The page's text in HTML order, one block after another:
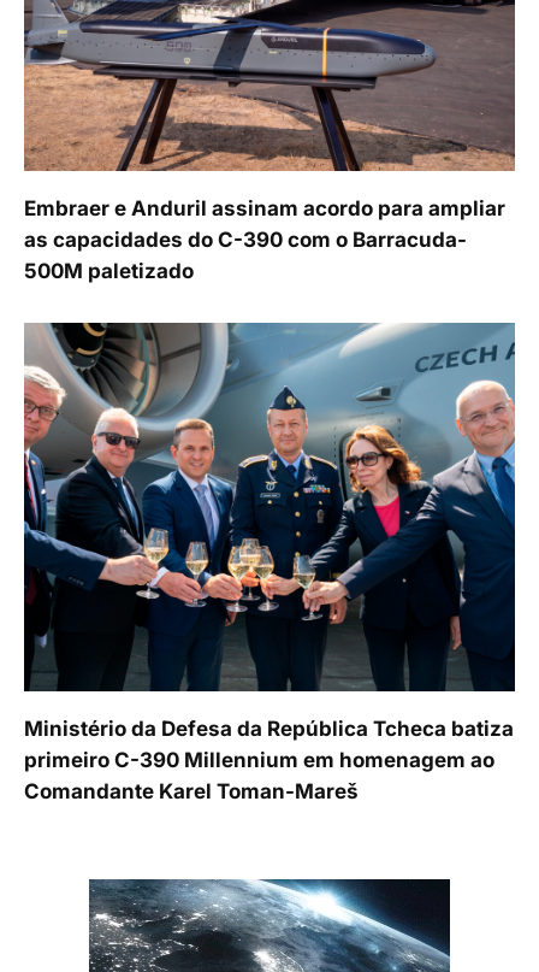
Embraer e Anduril assinam acordo para ampliar
as capacidades do C-390 com o Barracuda-
500M paletizado
Ministério da Defesa da República Tcheca batiza
primeiro C-390 Millennium em homenagem ao
Comandante Karel Toman-Mareš